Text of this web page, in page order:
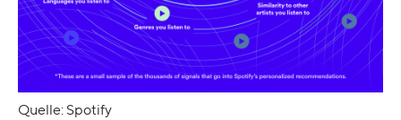
Quelle: Spotify